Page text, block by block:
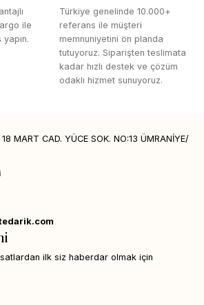
ile
Türkiye genelinde 10.000+
referans ile müşteri
memnuniyetini ön planda
tutuyoruz. Siparişten teslimata
kadar hızlı destek ve çözüm
odaklı hizmet sunuyoruz.
MART CAD. YÜCE SOK. NO:13 ÜMRANİYE/
ilk siz haberdar olmak için